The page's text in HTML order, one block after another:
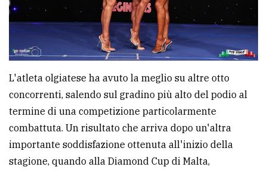
PRIVACY
Cookie
policy
L'atleta olgiatese ha avuto la meglio su altre otto
concorrenti, salendo sul gradino più alto del podio al
termine di una competizione particolarmente
combattuta. Un risultato che arriva dopo un'altra
importante soddisfazione ottenuta all'inizio della
stagione, quando alla Diamond Cup di Malta,